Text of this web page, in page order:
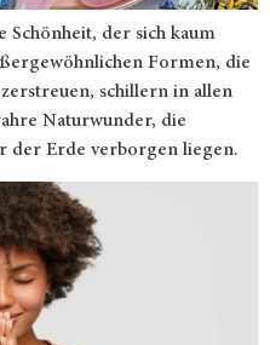
Schönheit, der sich kaum
Formen, die
schillern in allen
Naturwunder, die
der Erde verborgen liegen.